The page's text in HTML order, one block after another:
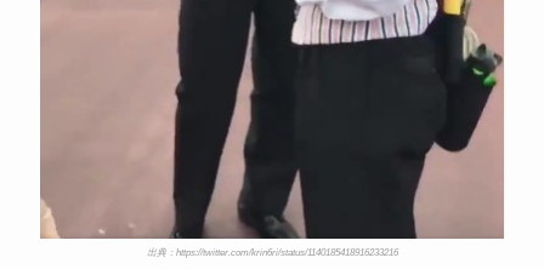
出典：https://twitter.com/krin6ri/status/1140185418916233216